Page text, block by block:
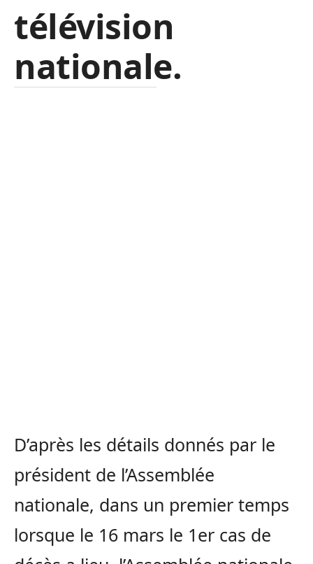
télévision
nationale.
D’après les détails donnés par le
président de l’Assemblée
nationale, dans un premier temps
lorsque le 16 mars le 1er cas de